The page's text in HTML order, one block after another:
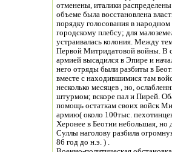
отменены, италики
объеме была восстановлена
порядку голосования в
городскому плебсу; для
устраивалась колония. Между
Первой Митридатовой войны. В
армией высадился в Эпире и
него отряды были разбиты в
вместе с находившимися там
несколько месяцев , но,
штурмом; вскоре пал и Пирей.
помощь остаткам своих войск
армию( около 100тыс.
Херонее в Беотии небольшая,
Суллы наголову разбила
86 год до н.э. ) .